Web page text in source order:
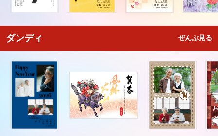
ダンディ ぜんぶ見る